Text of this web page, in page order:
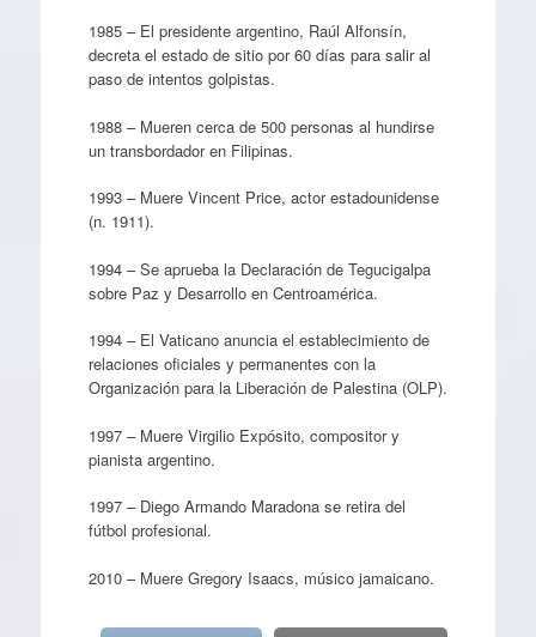
1985 – El presidente argentino, Raúl Alfonsín,
decreta el estado de sitio por 60 días para salir al
paso de intentos golpistas.
1988 – Mueren cerca de 500 personas al hundirse
un transbordador en Filipinas.
1993 – Muere Vincent Price, actor estadounidense
(n. 1911).
1994 – Se aprueba la Declaración de Tegucigalpa
sobre Paz y Desarrollo en Centroamérica.
1994 – El Vaticano anuncia el establecimiento de
relaciones oficiales y permanentes con la
Organización para la Liberación de Palestina (OLP).
1997 – Muere Virgilio Expósito, compositor y
pianista argentino.
1997 – Diego Armando Maradona se retira del
fútbol profesional.
2010 – Muere Gregory Isaacs, músico jamaicano.